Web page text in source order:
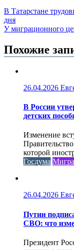
В Татарстане
дня
У миграционного
Похожие
26.04.2026
В России
детских
Изменение
которой
Госдума
26.04.2026
Путин
СВО: что
Президент